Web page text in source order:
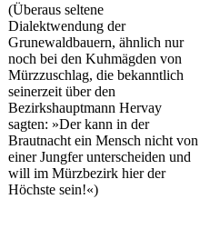
(Überaus seltene
Dialektwendung der
Grunewaldbauern, ähnlich nur
noch bei den Kuhmägden von
Mürzzuschlag, die bekanntlich
seinerzeit über den
Bezirkshauptmann Hervay
sagten: »Der kann in der
Brautnacht ein Mensch nicht von
einer Jungfer unterscheiden und
will im Mürzbezirk hier der
Höchste sein!«)